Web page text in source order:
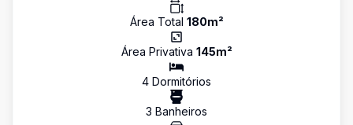
Área Total 180m²
Área Privativa 145m²
4 Dormitórios
3 Banheiros